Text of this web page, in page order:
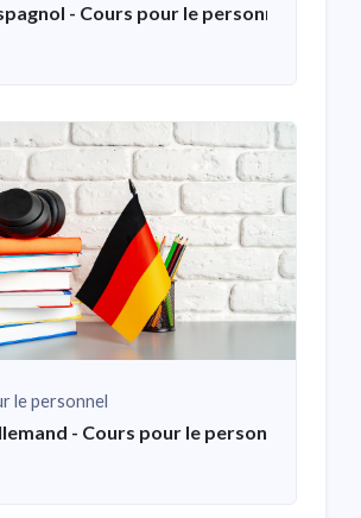
- Cours pour le personnel
le personnel
- Cours pour le personnel